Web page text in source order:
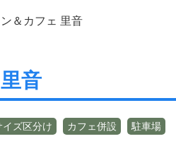
ン＆カフェ 里音
音
イズ区分け カフェ併設 駐車場